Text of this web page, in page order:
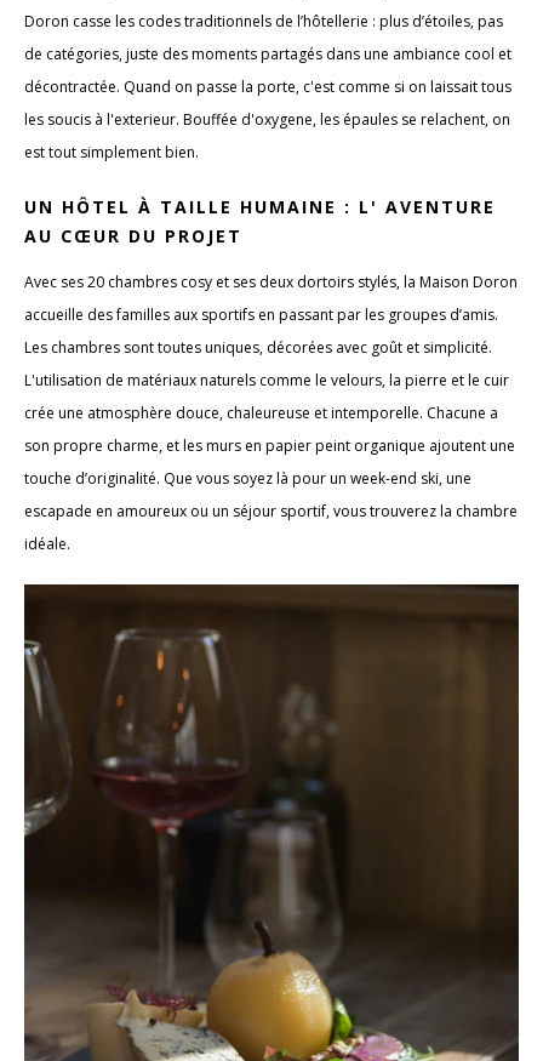
Doron casse les codes traditionnels de l’hôtellerie : plus d’étoiles, pas
de catégories, juste des moments partagés dans une ambiance cool et
décontractée. Quand on passe la porte, c'est comme si on laissait tous
les soucis à l'exterieur. Bouffée d'oxygene, les épaules se relachent, on
est tout simplement bien.
UN HÔTEL À TAILLE HUMAINE : L' AVENTURE
AU CŒUR DU PROJET
Avec ses 20 chambres cosy et ses deux dortoirs stylés, la Maison Doron
accueille des familles aux sportifs en passant par les groupes d’amis.
Les chambres sont toutes uniques, décorées avec goût et simplicité.
L'utilisation de matériaux naturels comme le velours, la pierre et le cuir
crée une atmosphère douce, chaleureuse et intemporelle. Chacune a
son propre charme, et les murs en papier peint organique ajoutent une
touche d’originalité. Que vous soyez là pour un week-end ski, une
escapade en amoureux ou un séjour sportif, vous trouverez la chambre
idéale.